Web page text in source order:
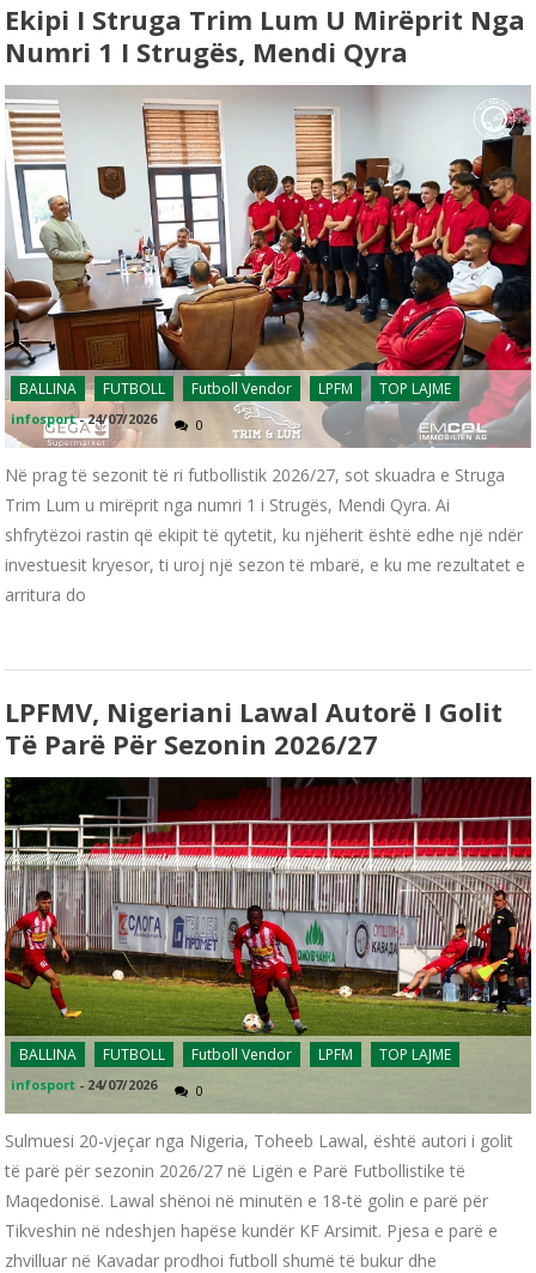
Ekipi I Struga Trim Lum U Mirëprit Nga
Numri 1 I Strugës, Mendi Qyra
BALLINA FUTBOLL Futboll Vendor LPFM TOP LAJME
infosport -24/07/2026 0
Në prag të sezonit të ri futbollistik 2026/27, sot skuadra e Struga
Trim Lum u mirëprit nga numri 1 i Strugës, Mendi Qyra. Ai
shfrytëzoi rastin që ekipit të qytetit, ku njëherit është edhe një ndër
investuesit kryesor, ti uroj një sezon të mbarë, e ku me rezultatet e
arritura do
LPFMV, Nigeriani Lawal Autorë I Golit
Të Parë Për Sezonin 2026/27
BALLINA FUTBOLL Futboll Vendor LPFM TOP LAJME
infosport - 24/07/2026 0
Sulmuesi 20-vjeçar nga Nigeria, Toheeb Lawal, është autori i golit
të parë për sezonin 2026/27 në Ligën e Parë Futbollistike të
Maqedonisë. Lawal shënoi në minutën e 18-të golin e parë për
Tikveshin në ndeshjen hapëse kundër KF Arsimit. Pjesa e parë e
zhvilluar në Kavadar prodhoi futboll shumë të bukur dhe